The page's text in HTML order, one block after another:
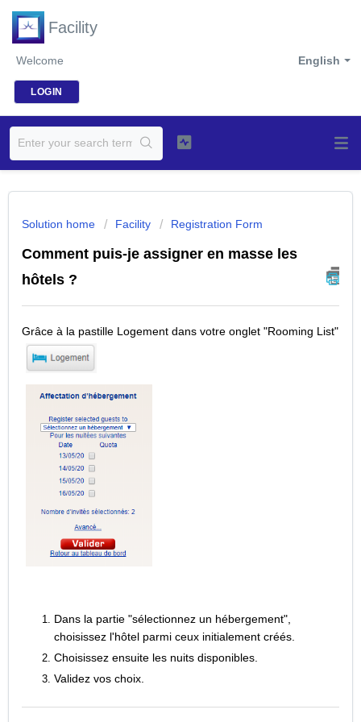
Facility
English
Welcome
LOGIN
Solution home Facility Registration Form
Comment puis-je assigner en masse les
hôtels ?
Grâce à la pastille Logement dans votre onglet "Rooming List"
Dans la partie "sélectionnez un hébergement",
choisissez l'hôtel parmi ceux initialement créés.
Choisissez ensuite les nuits disponibles.
Validez vos choix.